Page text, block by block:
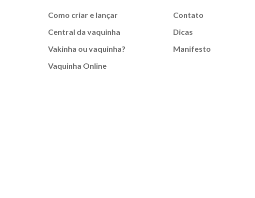
Como criar e lançar
Central da vaquinha
Vakinha ou vaquinha?
Vaquinha Online
Contato
Dicas
Manifesto